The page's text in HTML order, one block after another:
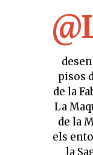
pisos
de la
La
de la
els
la